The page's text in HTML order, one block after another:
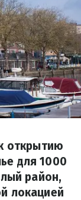
открытию
для 1000
район,
локацией